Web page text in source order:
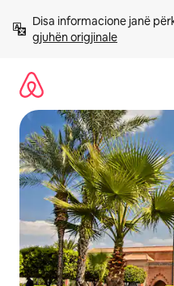
përmbajtja
Disa informacione janë
gjuhën origjinale